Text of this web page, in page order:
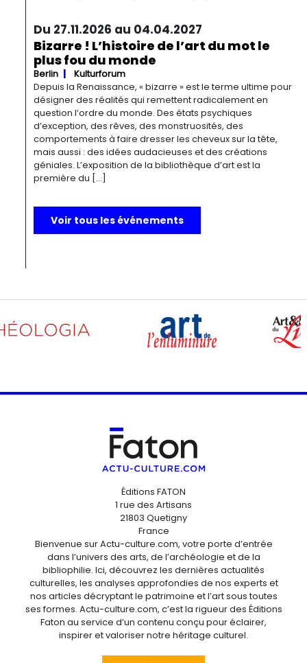
Du 27.11.2026 au 04.04.2027
Bizarre ! L’histoire de l’art du mot le
plus fou du monde
Berlin
Kulturforum
Depuis la Renaissance, « bizarre » est le terme ultime pour
désigner des réalités qui remettent radicalement en
question l’ordre du monde. Des états psychiques
d’exception, des rêves, des monstruosités, des
comportements à faire dresser les cheveux sur la tête,
mais aussi : des idées audacieuses et des créations
géniales. L’exposition de la bibliothèque d’art est la
première du […]
Voir tous les événements
Éditions FATON
1 rue des Artisans
21803 Quetigny
France
Bienvenue sur Actu-culture.com, votre porte d’entrée
dans l’univers des arts, de l’archéologie et de la
bibliophilie. Ici, découvrez les dernières actualités
culturelles, les analyses approfondies de nos experts et
nos articles décryptant le patrimoine et l’art sous toutes
ses formes. Actu-culture.com, c’est la rigueur des Éditions
Faton au service d’un contenu conçu pour éclairer,
inspirer et valoriser notre héritage culturel.